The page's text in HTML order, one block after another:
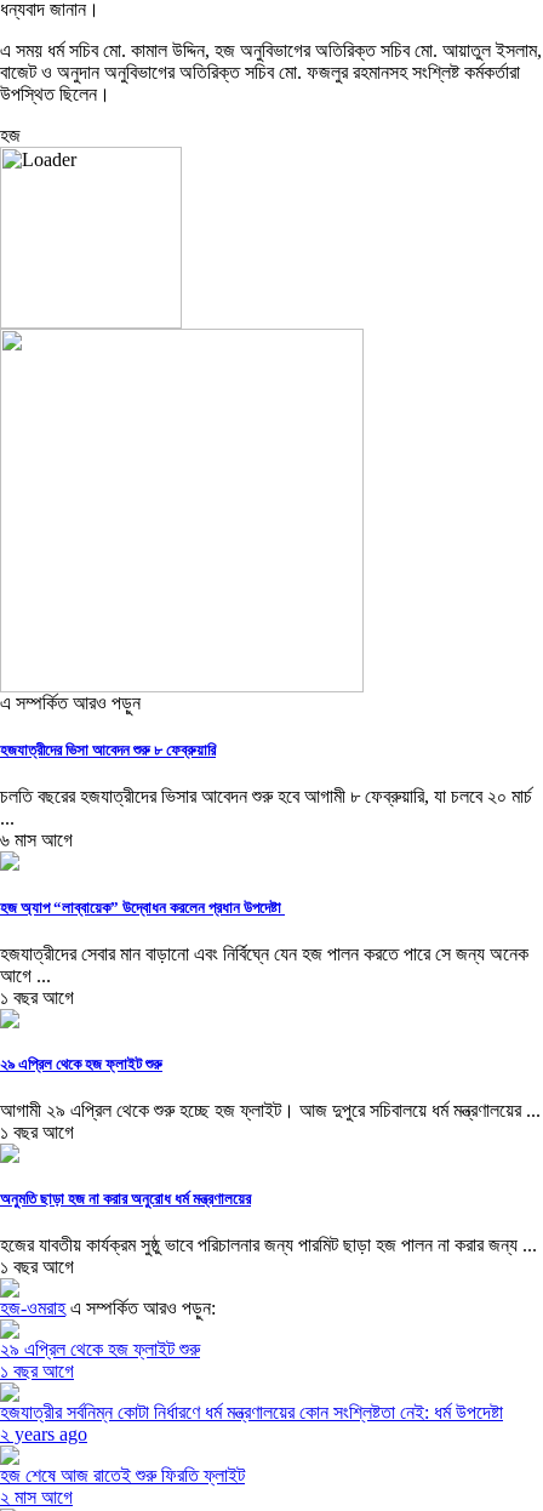
ধন্যবাদ জানান।
এ সময় ধর্ম সচিব মো. কামাল উদ্দিন, হজ অনুবিভাগের অতিরিক্ত সচিব মো. আয়াতুল ইসলাম,
বাজেট ও অনুদান অনুবিভাগের অতিরিক্ত সচিব মো. ফজলুর রহমানসহ সংশ্লিষ্ট কর্মকর্তারা
উপস্থিত ছিলেন।
হজ
এ সম্পর্কিত আরও পড়ুন
হজযাত্রীদের ভিসা আবেদন শুরু ৮ ফেব্রুয়ারি
চলতি বছরের হজযাত্রীদের ভিসার আবেদন শুরু হবে আগামী ৮ ফেব্রুয়ারি, যা চলবে ২০ মার্চ
...
৬ মাস আগে
হজ অ‍্যাপ “লাব্বায়েক” উদ্বোধন করলেন প্রধান উপদেষ্টা
হজযাত্রীদের সেবার মান বাড়ানো এবং নির্বিঘ্নে যেন হজ পালন করতে পারে সে জন্য অনেক
আগে ...
১ বছর আগে
২৯ এপ্রিল থেকে হজ ফ্লাইট শুরু
আগামী ২৯ এপ্রিল থেকে শুরু হচ্ছে হজ ফ্লাইট। আজ দুপুরে সচিবালয়ে ধর্ম মন্ত্রণালয়ের ...
১ বছর আগে
অনুমতি ছাড়া হজ না করার অনুরোধ ধর্ম মন্ত্রণালয়ের
হজের যাবতীয় কার্যক্রম সুষ্ঠু ভাবে পরিচালনার জন্য পারমিট ছাড়া হজ পালন না করার জন্য ...
১ বছর আগে
হজ-ওমরাহএ সম্পর্কিত আরও পড়ুন:
২৯ এপ্রিল থেকে হজ ফ্লাইট শুরু
১ বছর আগে
হজযাত্রীর সর্বনিম্ন কোটা নির্ধারণে ধর্ম মন্ত্রণালয়ের কোন সংশ্লিষ্টতা নেই: ধর্ম উপদেষ্টা
২ years ago
হজ শেষে আজ রাতেই শুরু ফিরতি ফ্লাইট
২ মাস আগে